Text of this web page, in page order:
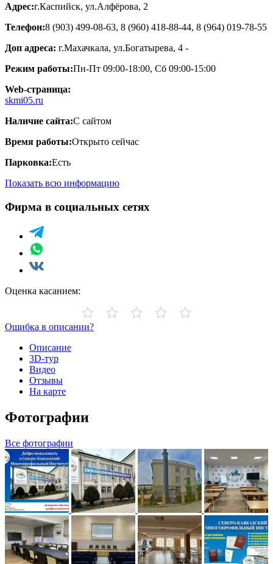
Адрес:г.Каспийск, ул.Алфёрова, 2
Телефон:8 (903) 499-08-63, 8 (960) 418-88-44, 8 (964) 019-78-55
Доп адреса: г.Махачкала, ул.Богатырева, 4 -
Режим работы:Пн-Пт 09:00-18:00, Сб 09:00-15:00
Web-страница:
skmi05.ru
Наличие сайта:С сайтом
Время работы:Открыто сейчас
Парковка:Есть
Показать всю информацию
Фирма в социальных сетях
Оценка касанием:
Ошибка в описании?
Описание
3D-тур
Видео
Отзывы
На карте
Фотографии
Все фотографии